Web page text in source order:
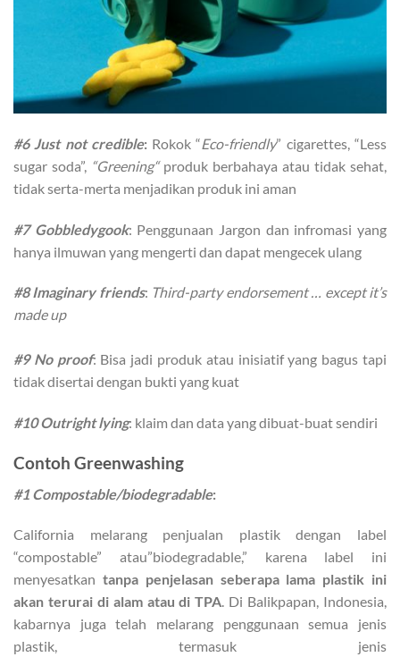
#6 Just not credible:Rokok “Eco-friendly” cigarettes, “Less
sugar soda”, “Greening“produk berbahaya atau tidak sehat,
tidak serta-merta menjadikan produk ini aman
#7 Gobbledygook: Penggunaan Jargon dan infromasi yang
hanya ilmuwan yang mengerti dan dapat mengecek ulang
#8 Imaginary friends: Third-party endorsement … except it’s
made up
#9 No proof: Bisa jadi produk atau inisiatif yang bagus tapi
tidak disertai dengan bukti yang kuat
#10 Outright lying: klaim dan data yang dibuat-buat sendiri
Contoh Greenwashing
#1 Compostable/biodegradable:
California melarang penjualan plastik dengan label
“compostable” atau”biodegradable,” karena label ini
menyesatkan tanpa penjelasan seberapa lama plastik ini
akan terurai di alam atau di TPA. Di Balikpapan, Indonesia,
kabarnya juga telah melarang penggunaan semua jenis
plastik, termasuk jenis